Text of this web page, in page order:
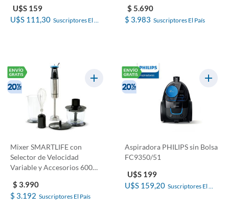
U$S 159
U$S 111,30 Suscriptores El
$ 5.690
$ 3.983 Suscriptores El País
Mixer SMARTLIFE con
Selector de Velocidad
Variable y Accesorios 600W
$ 3.990
$ 3.192 Suscriptores El País
Aspiradora PHILIPS sin Bolsa
FC9350/51
U$S 199
U$S 159,20 Suscriptores El